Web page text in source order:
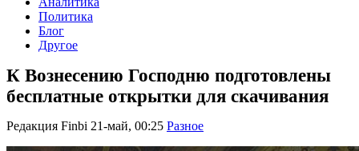
Политика
Блог
Другое
К Вознесению Господню подготовлены
бесплатные открытки для скачивания
Редакция Finbi 21-май, 00:25 Разное